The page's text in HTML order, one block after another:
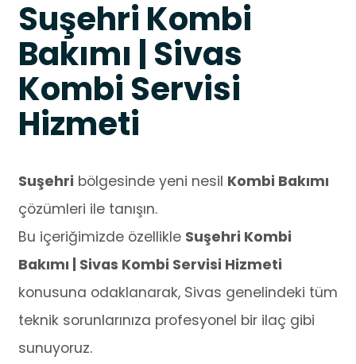
Suşehri Kombi
Bakımı | Sivas
Kombi Servisi
Hizmeti
Suşehri bölgesinde yeni nesil Kombi Bakımı
çözümleri ile tanışın.
Bu içeriğimizde özellikle Suşehri Kombi
Bakımı | Sivas Kombi Servisi Hizmeti
konusuna odaklanarak, Sivas genelindeki tüm
teknik sorunlarınıza profesyonel bir ilaç gibi
sunuyoruz.